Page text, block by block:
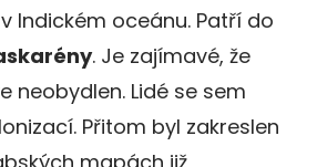
Indickém oceánu. Patří do
. Je zajímavé, že
neobydlen. Lidé se sem
Přitom byl zakreslen